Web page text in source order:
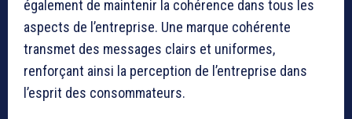
également de maintenir la cohérence dans tous les
aspects de l’entreprise. Une marque cohérente
transmet des messages clairs et uniformes,
renforçant ainsi la perception de l’entreprise dans
l’esprit des consommateurs.